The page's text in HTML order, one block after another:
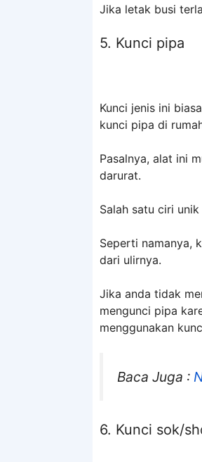
Jika letak busi
5. Kunci pipa
Kunci jenis ini
kunci pipa di
Pasalnya, alat ini
darurat.
Salah satu ciri
Seperti namanya,
dari ulirnya.
Jika anda tidak
mengunci pipa
menggunakan
Baca Juga :
6. Kunci sok/